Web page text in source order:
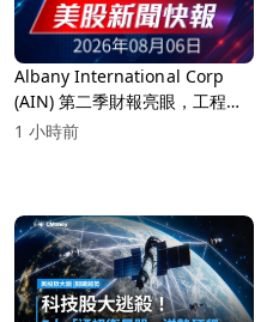
Albany International Corp
(AIN) 第二季財報亮眼，工程複
合材料創新高！
1 小時前